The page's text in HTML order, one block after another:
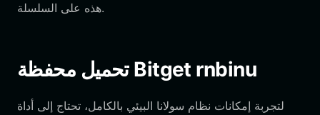
هذه على السلسلة.
تحميل محفظة Bitget rnbinu
لتجربة إمكانات نظام سولانا البيئي بالكامل، تحتاج إلى أداة